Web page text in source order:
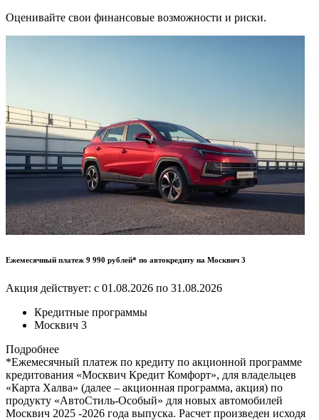
Оценивайте свои финансовые возможности и риски.
Ежемесячный платеж 9 990 рублей* по автокредиту на Москвич 3
Акция действует: с 01.08.2026 по 31.08.2026
Кредитные программы
Москвич 3
Подробнее
*Ежемесячный платеж по кредиту по акционной программе
кредитования «Москвич Кредит Комфорт», для владельцев
«Карта Халва» (далее – акционная программа, акция) по
продукту «АвтоСтиль-Особый» для новых автомобилей
Москвич 2025 -2026 года выпуска. Расчет произведен исходя